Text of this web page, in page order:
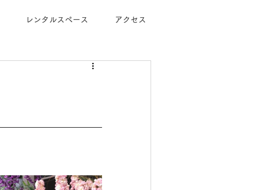
レンタルスペース アクセス